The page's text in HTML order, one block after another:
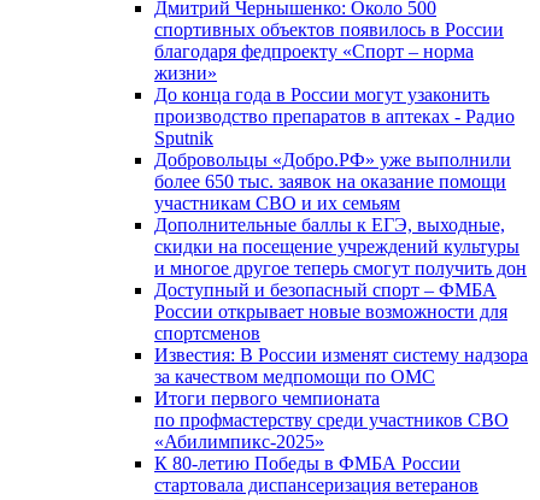
Дмитрий Чернышенко: Около 500
спортивных объектов появилось в России
благодаря федпроекту «Спорт – норма
жизни»
До конца года в России могут узаконить
производство препаратов в аптеках - Радио
Sputnik
Добровольцы «Добро.РФ» уже выполнили
более 650 тыс. заявок на оказание помощи
участникам СВО и их семьям
Дополнительные баллы к ЕГЭ, выходные,
скидки на посещение учреждений культуры
и многое другое теперь смогут получить дон
Доступный и безопасный спорт – ФМБА
России открывает новые возможности для
спортсменов
Известия: В России изменят систему надзора
за качеством медпомощи по ОМС
Итоги первого чемпионата
по профмастерству среди участников СВО
«Абилимпикс-2025»
К 80-летию Победы в ФМБА России
стартовала диспансеризация ветеранов